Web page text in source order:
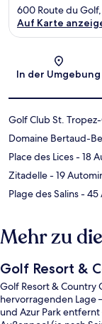
600 Route du
Auf Karte
In der Umgebung
Golf Club St.
Domaine Bertaud-
Place des Lices- 18
Zitadelle- 19
Plage des Salins- 45
Mehr zu
Golf Resort &
Golf Resort & Country
hervorragenden Lage
und Azur Park